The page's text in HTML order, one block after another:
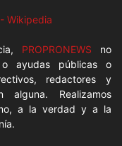
Wikipedia
PROPRONEWS no
o ayudas públicas o
redactores y
alguna. Realizamos
a la verdad y a la